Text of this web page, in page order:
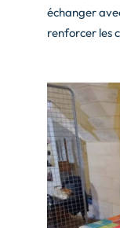
échanger
renforcer les